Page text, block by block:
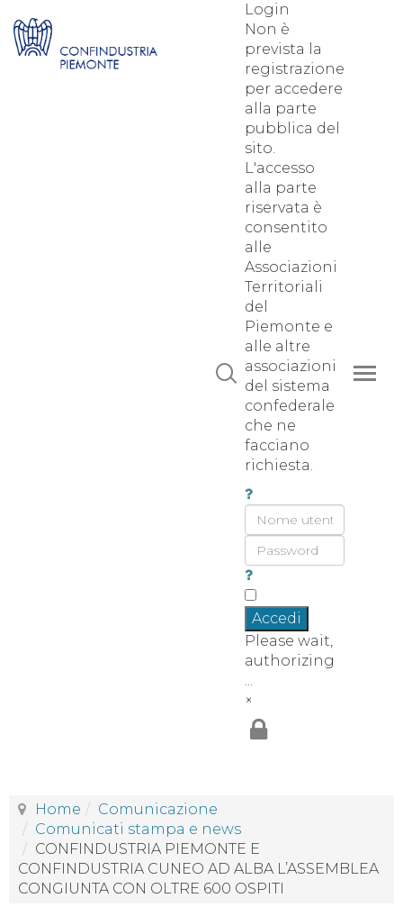
Login
Non è
prevista la
registrazione
per accedere
alla parte
pubblica del
sito.
L'accesso
alla parte
riservata è
consentito
alle
Associazioni
Territoriali
del
Piemonte e
alle altre
associazioni
del sistema
confederale
che ne
facciano
richiesta.
Accedi
Please wait,
authorizing
...
×
Home
Comunicazione
Comunicati stampa e news
CONFINDUSTRIA PIEMONTE E
CONFINDUSTRIA CUNEO AD ALBA L’ASSEMBLEA
CONGIUNTA CON OLTRE 600 OSPITI